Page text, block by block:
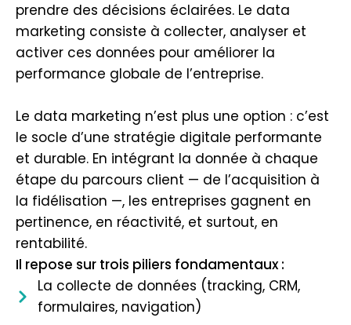
prendre des décisions éclairées. Le data
marketing consiste à collecter, analyser et
activer ces données pour améliorer la
performance globale de l’entreprise.
Le data marketing n’est plus une option : c’est
le socle d’une stratégie digitale performante
et durable. En intégrant la donnée à chaque
étape du parcours client — de l’acquisition à
la fidélisation —, les entreprises gagnent en
pertinence, en réactivité, et surtout, en
rentabilité.
Il repose sur trois piliers fondamentaux :
La collecte de données (tracking, CRM,
formulaires, navigation)